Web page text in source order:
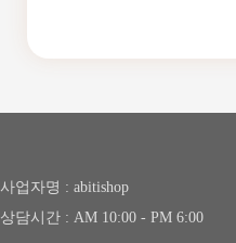
사업자명 : abitishop
상담시간 : AM 10:00 - PM 6:00